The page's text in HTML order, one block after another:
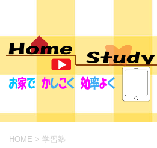
HOME > 学習塾